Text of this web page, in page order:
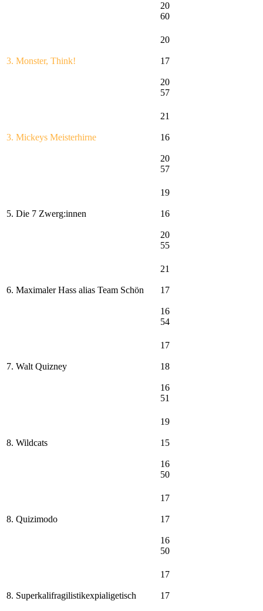
20
60
3. Monster, Think!
20
17
20
57
3. Mickeys Meisterhirne
21
16
20
57
5. Die 7 Zwerg:innen
19
16
20
55
6. Maximaler Hass alias Team Schön
21
17
16
54
7. Walt Quizney
17
18
16
51
8. Wildcats
19
15
16
50
8. Quizimodo
17
17
16
50
8. Superkalifragilistikexpialigetisch
17
17